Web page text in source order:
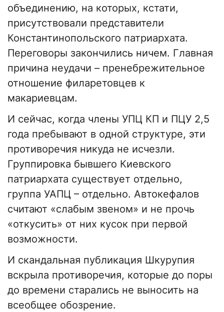
объединению, на которых, кстати,
присутствовали представители
Константинопольского патриархата.
Переговоры закончились ничем. Главная
причина неудачи – пренебрежительное
отношение филаретовцев к
макариевцам.
И сейчас, когда члены УПЦ КП и ПЦУ 2,5
года пребывают в одной структуре, эти
противоречия никуда не исчезли.
Группировка бывшего Киевского
патриархата существует отдельно,
группа УАПЦ – отдельно. Автокефалов
считают «слабым звеном» и не прочь
«откусить» от них кусок при первой
возможности.
И скандальная публикация Шкурупия
вскрыла противоречия, которые до поры
до времени старались не выносить на
всеобщее обозрение.